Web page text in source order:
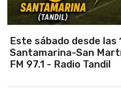
Vuelve el torneo oficial